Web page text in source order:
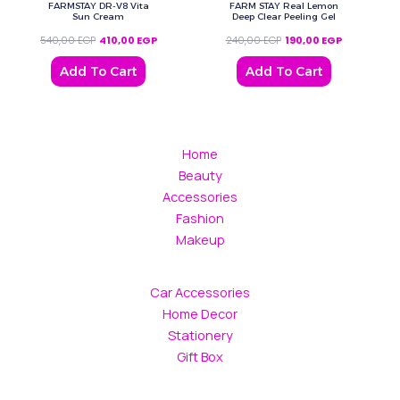
FARMSTAY DR-V8 Vita
Sun Cream
540,00EGP 410,00 EGP
Add To Cart
FARM STAY Real Lemon
Deep Clear Peeling Gel
240,00EGP 190,00 EGP
Add To Cart
Home
Beauty
Accessories
Fashion
Makeup
Car Accessories
Home Decor
Stationery
Gift Box